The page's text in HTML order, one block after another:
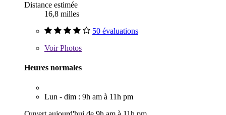
Distance estimée
16,8 milles
50 évaluations
VoirPhotos
Heures normales
Lun - dim : 9h am à 11h pm